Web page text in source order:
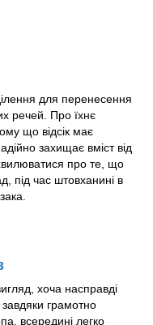
для перенесення
речей. Про їхнє
що відсік має
захищає вміст від
про те, що
під час штовханині в
хоча насправді
завдяки грамотно
всередині легко